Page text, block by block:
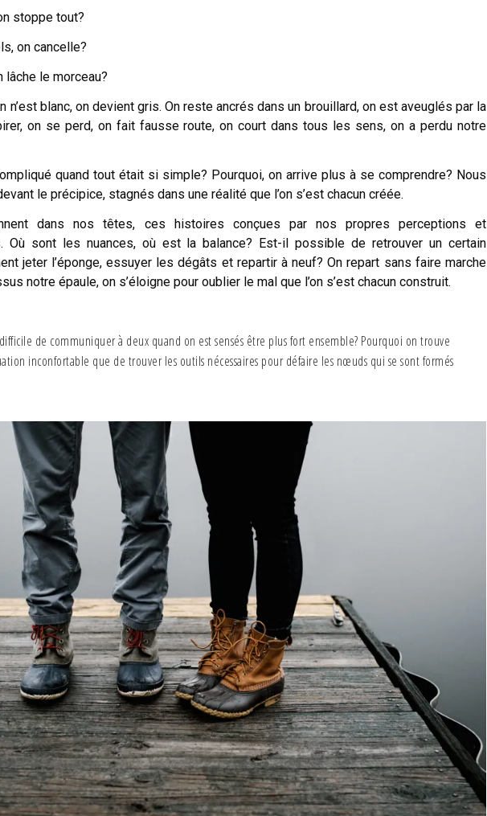
stoppe tout?
on cancelle?
le morceau?
n’est blanc, on devient gris. On reste ancrés dans un brouillard, on est aveuglés par la
on se perd, on fait fausse route, on court dans tous les sens, on a perdu notre
quand tout était si simple? Pourquoi, on arrive plus à se comprendre? Nous
le précipice, stagnés dans une réalité que l’on s’est chacun créée.
dans nos têtes, ces histoires conçues par nos propres perceptions et
Où sont les nuances, où est la balance? Est-il possible de retrouver un certain
jeter l’éponge, essuyer les dégâts et repartir à neuf? On repart sans faire marche
notre épaule, on s’éloigne pour oublier le mal que l’on s’est chacun construit.
de communiquer à deux quand on est sensés être plus fort ensemble? Pourquoi on trouve
inconfortable que de trouver les outils nécessaires pour défaire les nœuds qui se sont formés